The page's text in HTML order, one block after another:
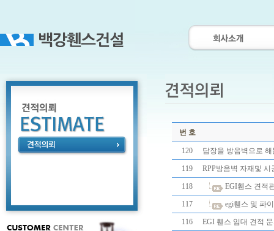
번 호
120 담장을 방음벽으로
119 RPP방음벽 자재및 시
118 EGI휀스 견적
117 egi휀스 및 파
116 EGI 휀스 임대 견적